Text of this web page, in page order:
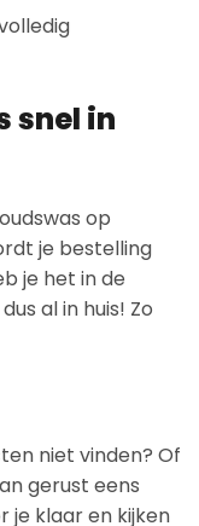
snel in
op
je bestelling
je het in de
al in huis! Zo
niet vinden? Of
gerust eens
je klaar en kijken